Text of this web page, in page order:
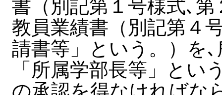
書（別記第１号様式､
教員業績書（別記第４
請書等」という。）を
「所属学部長等」とい